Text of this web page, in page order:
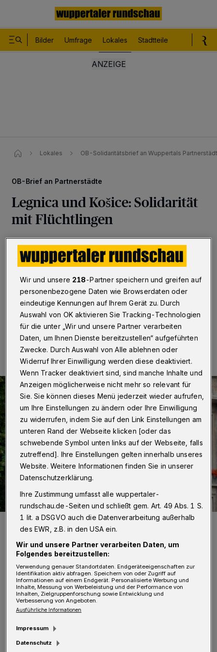
Bilder Umfrage Lokales Stadtteile
Lokales OB-Solidaritätsbrief an Wuppertals
OB-Brief an Partnerstädte
Legnica und Košice: Solidarität
mit Flüchtlingen
Wuppertal·Wuppertals Oberbürgermeister Uwe
Schneidewind hat an seine Amtskollegen in Legnica
und Košice, Tadeusz Krzakowski und Jaroslav
langjährige Partnerstädte von Wuppertal, beide haben
ihrerseits wiederum eigene in der Ukraine.
04.03.2022 , 10:47 Uhr
Wuppertals Partnerstädte.
Foto: Achim Otto
L egnica unterhält eine
Städtepartnerschaft mit Drohobycz,
Košice mit Uzhorod. „Mit Entsetzen und
Fassungslosigkeit verfolgt die Welt den
Wir und unsere 218-Partner speichern und greifen auf
personenbezogene Daten wie Browserdaten oder
eindeutige Kennungen auf Ihrem Gerät zu. Durch
Auswahl von OK aktivieren Sie Tracking-Technologien
für die unter „Wir und unsere Partner verarbeiten
Daten, um Ihnen Dienste bereitzustellen“ aufgeführten
Zwecke. Durch Auswahl von Alle ablehnen oder
Widerruf Ihrer Einwilligung werden diese deaktiviert.
Wenn Tracker deaktiviert sind, sind manche Inhalte und
Anzeigen möglicherweise nicht mehr so relevant für
Sie. Sie können dieses Menü jederzeit wieder aufrufen,
um Ihre Einstellungen zu ändern oder Ihre Einwilligung
zu widerrufen, indem Sie auf den Link Einstellungen am
unteren Rand der Webseite klicken [oder das
schwebende Symbol unten links auf der Webseite, falls
zutreffend]. Ihre Einstellungen gelten innerhalb unseres
Website. Weitere Informationen finden Sie in unserer
Datenschutzerklärung.
Ihre Zustimmung umfasst alle wuppertaler-
rundschau.de-Seiten und schließt gem. Art. 49 Abs. 1 S.
1 lit. a DSGVO auch die Datenverarbeitung außerhalb
des EWR, z.B. in den USA ein.
Wir und unsere Partner verarbeiten Daten, um
Folgendes bereitzustellen:
Verwendung genauer Standortdaten. Endgeräteeigenschaften zur
Identifikation aktiv abfragen. Speichern von oder Zugriff auf
Informationen auf einem Endgerät. Personalisierte Werbung und
Inhalte, Messung von Werbeleistung und der Performance von
Inhalten, Zielgruppenforschung sowie Entwicklung und
Verbesserung von Angeboten.
Ausführliche Informationen
Impressum
Datenschutz